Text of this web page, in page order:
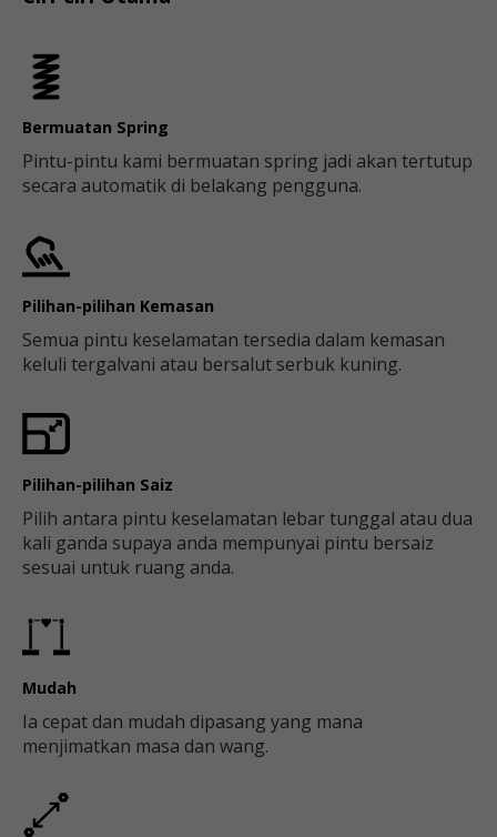
Bermuatan Spring
Pintu-pintu kami bermuatan spring jadi akan tertutup
secara automatik di belakang pengguna.
Pilihan-pilihan Kemasan
Semua pintu keselamatan tersedia dalam kemasan
keluli tergalvani atau bersalut serbuk kuning.
Pilihan-pilihan Saiz
Pilih antara pintu keselamatan lebar tunggal atau dua
kali ganda supaya anda mempunyai pintu bersaiz
sesuai untuk ruang anda.
Mudah
Ia cepat dan mudah dipasang yang mana
menjimatkan masa dan wang.